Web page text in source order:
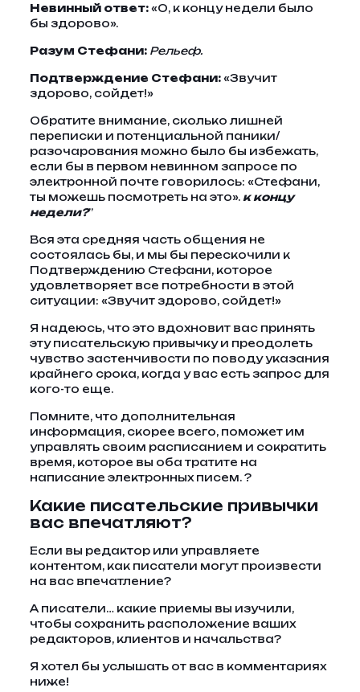
Невинный ответ:«О, к концу недели было
бы здорово».
Разум Стефани: Рельеф.
Подтверждение Стефани:«Звучит
здорово, сойдет!»
Обратите внимание, сколько лишней
переписки и потенциальной паники/
разочарования можно было бы избежать,
если бы в первом невинном запросе по
электронной почте говорилось: «Стефани,
ты можешь посмотреть на это». к концу
недели?”
Вся эта средняя часть общения не
состоялась бы, и мы бы перескочили к
Подтверждению Стефани, которое
удовлетворяет все потребности в этой
ситуации: «Звучит здорово, сойдет!»
Я надеюсь, что это вдохновит вас принять
эту писательскую привычку и преодолеть
чувство застенчивости по поводу указания
крайнего срока, когда у вас есть запрос для
кого-то еще.
Помните, что дополнительная
информация, скорее всего, поможет им
управлять своим расписанием и сократить
время, которое вы оба тратите на
написание электронных писем. ?
Какие писательские привычки
вас впечатляют?
Если вы редактор или управляете
контентом, как писатели могут произвести
на вас впечатление?
А писатели… какие приемы вы изучили,
чтобы сохранить расположение ваших
редакторов, клиентов и начальства?
Я хотел бы услышать от вас в комментариях
ниже!